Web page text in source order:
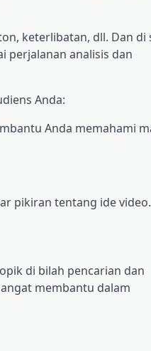
keterlibatan, dll. Dan di
perjalanan analisis dan
Anda:
Anda memahami
pikiran tentang ide video.
di bilah pencarian dan
membantu dalam